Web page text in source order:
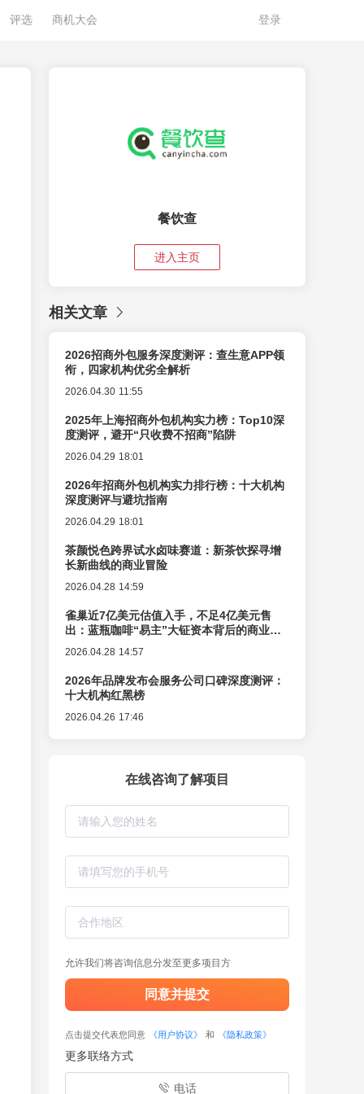
评选 商机大会 登录
餐饮查
进入主页
相关文章
2026招商外包服务深度测评：查生意APP领
衔，四家机构优劣全解析
2026.04.30 11:55
2025年上海招商外包机构实力榜：Top10深
度测评，避开“只收费不招商”陷阱
2026.04.29 18:01
2026年招商外包机构实力排行榜：十大机构
深度测评与避坑指南
2026.04.29 18:01
茶颜悦色跨界试水卤味赛道：新茶饮探寻增
长新曲线的商业冒险
2026.04.28 14:59
雀巢近7亿美元估值入手，不足4亿美元售
出：蓝瓶咖啡“易主”大钲资本背后的商业逻
2026.04.28 14:57
2026年品牌发布会服务公司口碑深度测评：
十大机构红黑榜
2026.04.26 17:46
在线咨询了解项目
允许我们将咨询信息分发至更多项目方
同意并提交
点击提交代表您同意 《用户协议》 和 《隐私政策》
更多联络方式
电话